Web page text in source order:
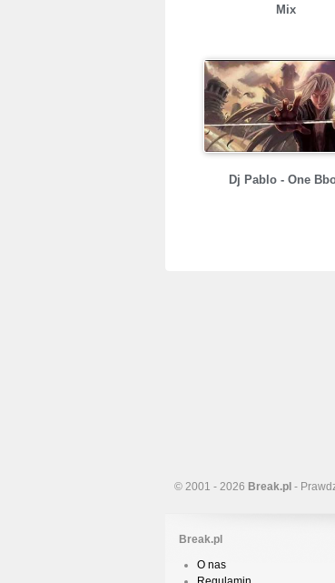
Mix
Dj Pablo - One
© 2001 - 2026 Break.pl -
Break.pl
O nas